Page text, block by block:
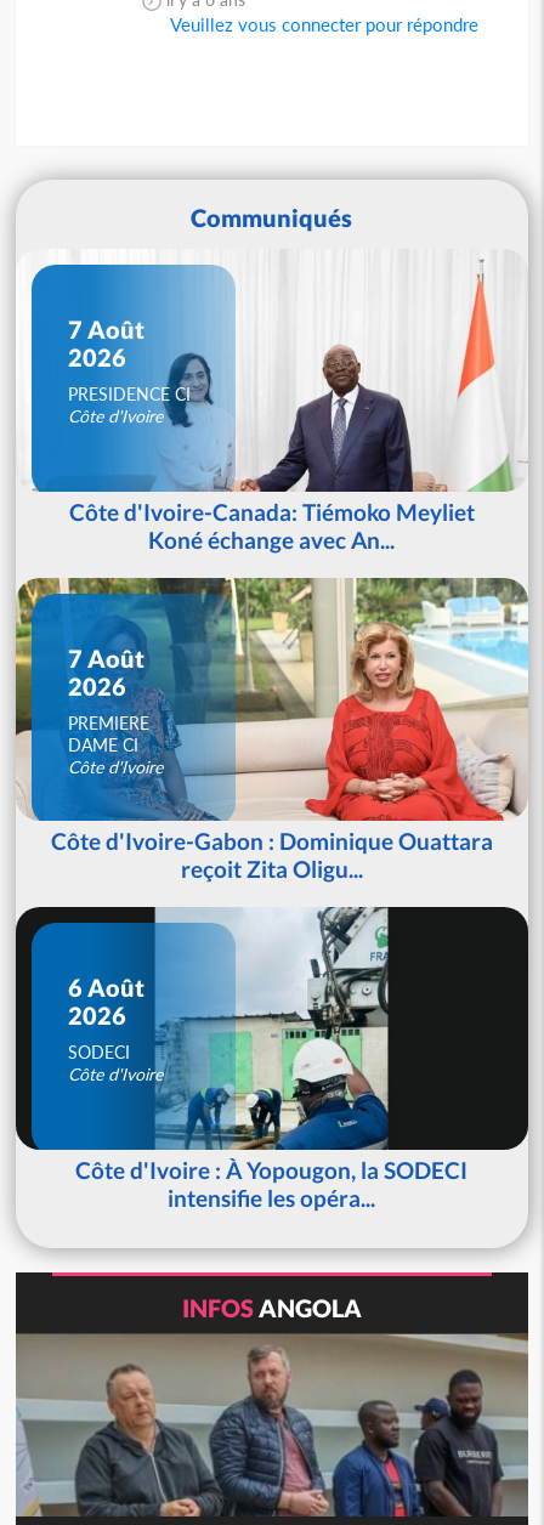
Veuillez vous connecter pour répondre
Communiqués
7 Août
2026
PRESIDENCE CI
Côte d'Ivoire
Côte d'Ivoire-Canada: Tiémoko Meyliet
Koné échange avec An...
7 Août
2026
PREMIERE
DAME CI
Côte d'Ivoire
Côte d'Ivoire-Gabon : Dominique Ouattara
reçoit Zita Oligu...
6 Août
2026
SODECI
Côte d'Ivoire
Côte d'Ivoire : À Yopougon, la SODECI
intensifie les opéra...
INFOSANGOLA